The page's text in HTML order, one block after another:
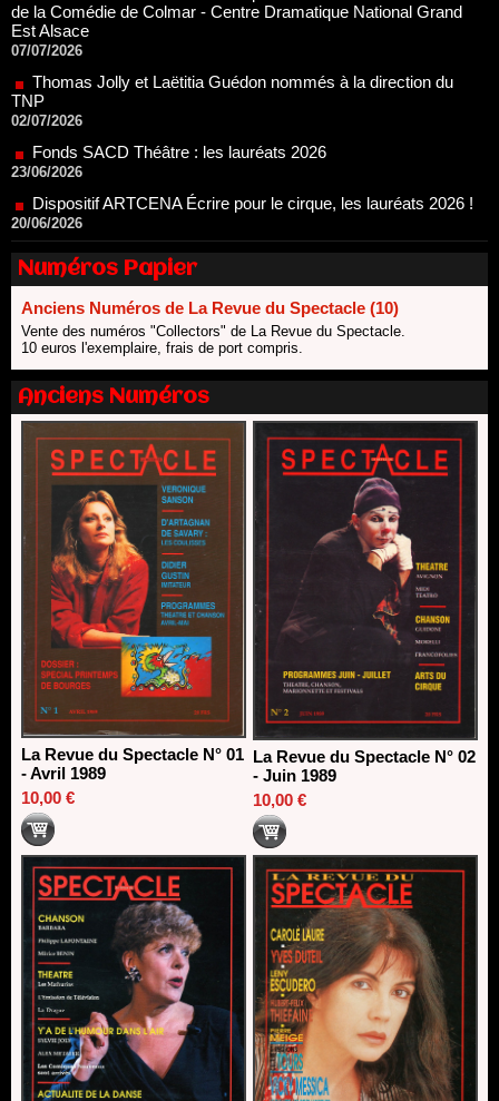
Thomas Jolly et Laëtitia Guédon nommés à la direction du
TNP
02/07/2026
Fonds SACD Théâtre : les lauréats 2026
23/06/2026
Dispositif ARTCENA Écrire pour le cirque, les lauréats 2026 !
20/06/2026
Le palmarès des prix SACD 2026
18/06/2026
Les 10 lauréats du Fonds Grandes Formes Théâtre 2026
SACD
13/06/2026
Nomination de Nathalie Garraud et Olivier Saccomano à la
direction du Théâtre de Gennevilliers - CDN
13/06/2026
Dispositif SACD Auteurs d'espaces : les lauréats 2026
18/03/2026
Numéros Papier
Anciens Numéros de La Revue du Spectacle (10)
Vente des numéros "Collectors" de La Revue du Spectacle.
10 euros l'exemplaire, frais de port compris.
Anciens Numéros
La Revue du Spectacle N° 01
- Avril 1989
10,00 €
La Revue du Spectacle N° 02
- Juin 1989
10,00 €